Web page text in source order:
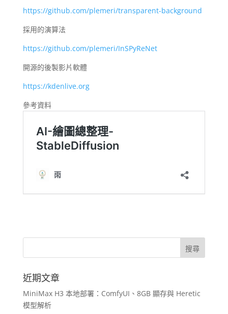
https://github.com/plemeri/transparent-background
採用的演算法
https://github.com/plemeri/InSPyReNet
開源的後製影片軟體
https://kdenlive.org
參考資料
近期文章
MiniMax H3 本地部署：ComfyUI、8GB 顯存與 Heretic
模型解析